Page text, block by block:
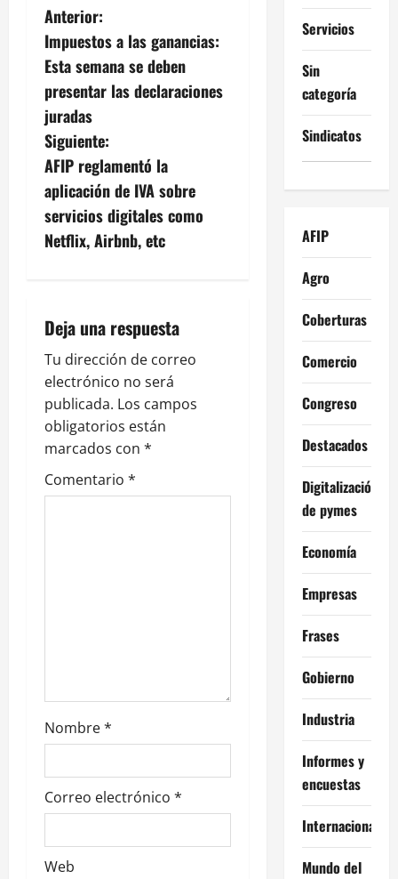
N
a
v
e
g
a
c
ó
n
d
e
e
n
a
s
Anterior:
Impuestos a las ganancias:
Esta semana se deben
presentar las declaraciones
juradas
Siguiente:
AFIP reglamentó la
aplicación de IVA sobre
servicios digitales como
Netflix, Airbnb, etc
Deja una respuesta
Tu dirección de correo
electrónico no será
publicada. Los campos
obligatorios están
marcados con *
Comentario *
Nombre*
Correo electrónico *
Web
Servicios
Sin
categoría
Sindicatos
AFIP
Agro
Coberturas
Comercio
Congreso
Destacados
Digitalización
de pymes
Economía
Empresas
Frases
Gobierno
Industria
Informes y
encuestas
Internacional
Mundo del